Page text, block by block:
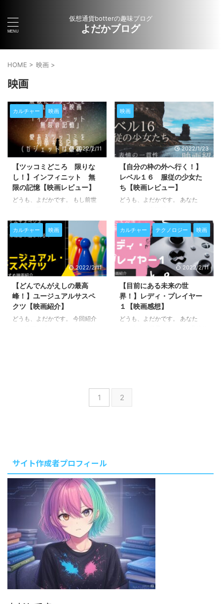
仮想通貨botterの趣味ブログ
よだかブログ
HOME > 映画 >
映画
カルチャー 映画
2022/2/11
【ツッコミどころ 限りな
し！】インフィニット 無
限の記憶【映画レビュー】
どうも、よだかです。 もし前世
のだとしたら、あなたはどんな生
活を送りますか？ 前世だけでな
く、その前もそのまた前も、限り
なく続く記憶の連鎖を持っている
としたら、、、。 今回紹介する
映画「インフィニット 無限の記
憶」は、前世の記憶を受け継ぐ
人々の物語。 、、、のはずなの
ですが、ツッコミどころが多すぎ
て、全然映画の世界観に没入でき
ませんでした。 この映画は、絶
映画
2022/1/23
【自分の枠の外へ行く！】
レベル１６ 服従の少女た
ち【映画レビュー】
どうも、よだかです。 あなた
か？ 自分の枠の外に出るって、
なかなか難しいですよね。 最近
見た映画から、そのことを考えさ
せられました。 SFスリラー映画
「レベル１６ 服従の少女たち」
の感想をまとめていきます。
カルチャー 映画
2022/2/11
【どんでんがえしの最高
峰！】ユージュアルサスペ
クツ【映画紹介】
どうも、よだかです。 今回紹介
じように衝撃を受けました。 ラ
ストシーンでのどんでん返しもさ
ることながら、劇中での仕掛けも
カルチャー テクノロジー 映画
2022/2/11
【目前にある未来の世
界！】レディ・プレイヤー
１【映画感想】
どうも、よだかです。 あなた
グ。 かなり面白い作品だったの
で、感想をまとめていきます。
1 2
サイト作成者プロフィール